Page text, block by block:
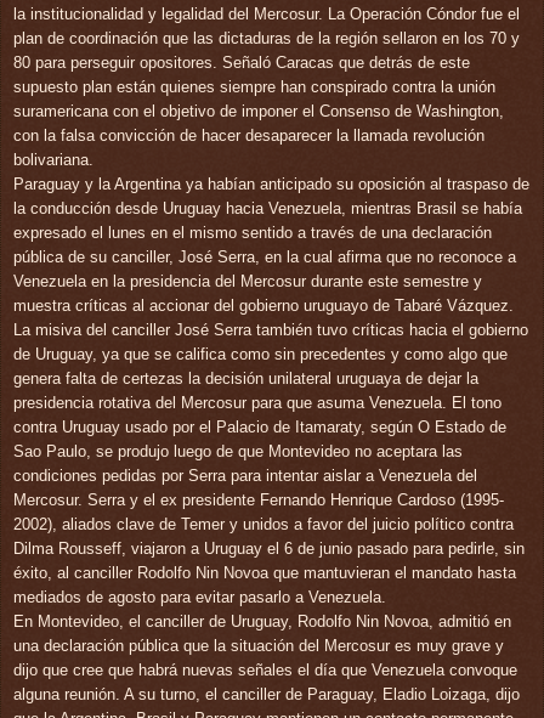
la institucionalidad y legalidad del Mercosur. La Operación Cóndor fue el
plan de coordinación que las dictaduras de la región sellaron en los 70 y
80 para perseguir opositores. Señaló Caracas que detrás de este
supuesto plan están quienes siempre han conspirado contra la unión
suramericana con el objetivo de imponer el Consenso de Washington,
con la falsa convicción de hacer desaparecer la llamada revolución
bolivariana.
Paraguay y la Argentina ya habían anticipado su oposición al traspaso de
la conducción desde Uruguay hacia Venezuela, mientras Brasil se había
expresado el lunes en el mismo sentido a través de una declaración
pública de su canciller, José Serra, en la cual afirma que no reconoce a
Venezuela en la presidencia del Mercosur durante este semestre y
muestra críticas al accionar del gobierno uruguayo de Tabaré Vázquez.
La misiva del canciller José Serra también tuvo críticas hacia el gobierno
de Uruguay, ya que se califica como sin precedentes y como algo que
genera falta de certezas la decisión unilateral uruguaya de dejar la
presidencia rotativa del Mercosur para que asuma Venezuela. El tono
contra Uruguay usado por el Palacio de Itamaraty, según O Estado de
Sao Paulo, se produjo luego de que Montevideo no aceptara las
condiciones pedidas por Serra para intentar aislar a Venezuela del
Mercosur. Serra y el ex presidente Fernando Henrique Cardoso (1995-
2002), aliados clave de Temer y unidos a favor del juicio político contra
Dilma Rousseff, viajaron a Uruguay el 6 de junio pasado para pedirle, sin
éxito, al canciller Rodolfo Nin Novoa que mantuvieran el mandato hasta
mediados de agosto para evitar pasarlo a Venezuela.
En Montevideo, el canciller de Uruguay, Rodolfo Nin Novoa, admitió en
una declaración pública que la situación del Mercosur es muy grave y
dijo que cree que habrá nuevas señales el día que Venezuela convoque
alguna reunión. A su turno, el canciller de Paraguay, Eladio Loizaga, dijo